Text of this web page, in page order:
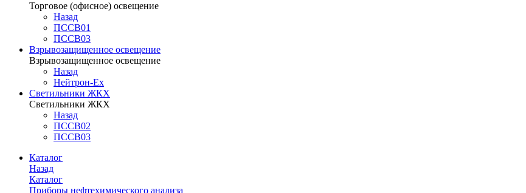
Торговое (офисное) освещение
Назад
ПССВ01
ПССВ03
Взрывозащищенное освещение
Взрывозащищенное освещение
Назад
Нейтрон-Ex
Светильники ЖКХ
Светильники ЖКХ
Назад
ПССВ02
ПССВ03
Каталог
Назад
Каталог
Приборы нефтехимического анализа